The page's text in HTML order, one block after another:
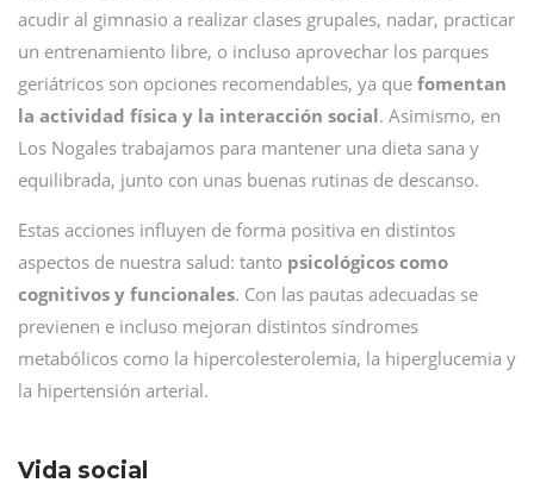
acudir al gimnasio a realizar clases grupales, nadar, practicar
un entrenamiento libre, o incluso aprovechar los parques
geriátricos son opciones recomendables, ya que fomentan
la actividad física y la interacción social. Asimismo, en
Los Nogales trabajamos para mantener una dieta sana y
equilibrada, junto con unas buenas rutinas de descanso.
Estas acciones influyen de forma positiva en distintos
aspectos de nuestra salud: tanto psicológicos como
cognitivos y funcionales. Con las pautas adecuadas se
previenen e incluso mejoran distintos síndromes
metabólicos como la hipercolesterolemia, la hiperglucemia y
la hipertensión arterial.
Vida social